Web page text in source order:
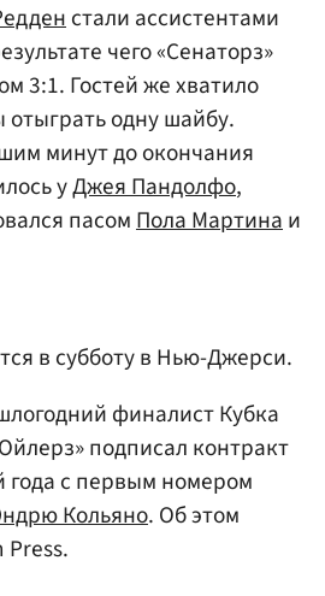
стали ассистентами
чего «Сенаторз»
3:1. Гостей же хватило
отыграть одну шайбу.
минут до окончания
уДжея Пандолфо,
пасомПола Мартинаи
в субботу в Нью-Джерси.
финалист Кубка
подписал контракт
года с первым номером
Кольяно. Об этом